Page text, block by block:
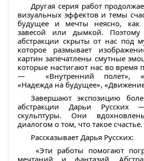
Другая серия работ
визуальных эффектов и темы
будущее и мечты неясно,
завесой или дымкой.
абстракции скрыты от нас под
которое размывает
картин запечатлены смутные
которые настигают нас во время
— «Внутренний полет», «
«Надежда на будущее», «
Завершают экспозицию
абстракции Дарьи
скульптуры. Они
диалогом о том, что такое счастье.
Рассказывает Дарья Русских:
«Эти работы помогают
мечтаний и фантазий.